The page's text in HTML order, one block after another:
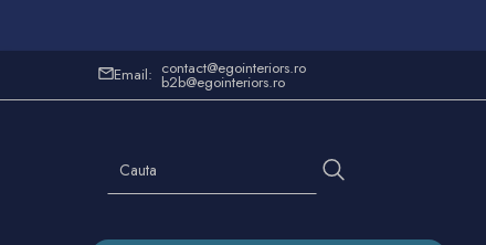
Email: contact@egointeriors.ro
b2b@egointeriors.ro